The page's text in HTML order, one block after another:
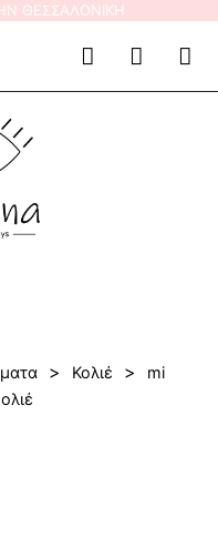
ΘΕΣΣΑΛΟΝΙΚΗ
> Κολιέ >
mi